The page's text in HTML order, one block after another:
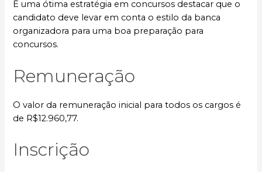
É uma ótima estratégia em concursos destacar que o
candidato deve levar em conta o estilo da banca
organizadora para uma boa preparação para
concursos.
Remuneração
O valor da remuneração inicial para todos os cargos é
de R$12.960,77.
Inscrição